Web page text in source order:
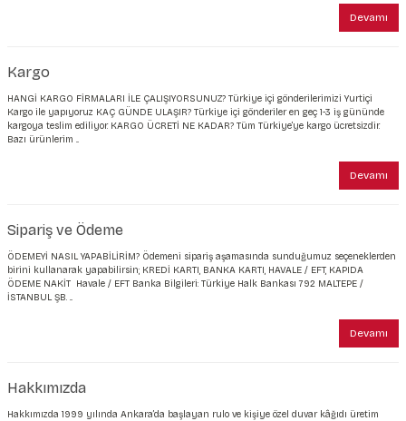
Devamı
Kargo
HANGİ KARGO FİRMALARI İLE ÇALIŞIYORSUNUZ? Türkiye içi gönderilerimizi Yurtiçi
Kargo ile yapıyoruz KAÇ GÜNDE ULAŞIR? Türkiye içi gönderiler en geç 1-3 iş gününde
kargoya teslim ediliyor. KARGO ÜCRETİ NE KADAR? Tüm Türkiye’ye kargo ücretsizdir.
Bazı ürünlerim ...
Devamı
Sipariş ve Ödeme
ÖDEMEYİ NASIL YAPABİLİRİM? Ödemeni sipariş aşamasında sunduğumuz seçeneklerden
birini kullanarak yapabilirsin; KREDİ KARTI, BANKA KARTI, HAVALE / EFT, KAPIDA
ÖDEME NAKİT Havale / EFT Banka Bilgileri: Türkiye Halk Bankası 792 MALTEPE /
İSTANBUL ŞB. ...
Devamı
Hakkımızda
Hakkımızda 1999 yılında Ankara’da başlayan rulo ve kişiye özel duvar kâğıdı üretim